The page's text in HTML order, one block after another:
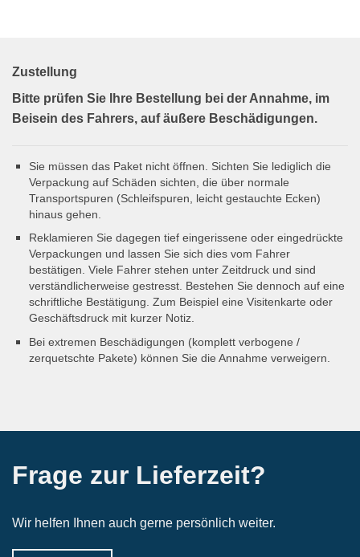
Zustellung
Bitte prüfen Sie Ihre Bestellung bei der Annahme, im
Beisein des Fahrers, auf äußere Beschädigungen.
Sie müssen das Paket nicht öffnen. Sichten Sie lediglich die
Verpackung auf Schäden sichten, die über normale
Transportspuren (Schleifspuren, leicht gestauchte Ecken)
hinaus gehen.
Reklamieren Sie dagegen tief eingerissene oder eingedrückte
Verpackungen und lassen Sie sich dies vom Fahrer
bestätigen. Viele Fahrer stehen unter Zeitdruck und sind
verständlicherweise gestresst. Bestehen Sie dennoch auf eine
schriftliche Bestätigung. Zum Beispiel eine Visitenkarte oder
Geschäftsdruck mit kurzer Notiz.
Bei extremen Beschädigungen (komplett verbogene /
zerquetschte Pakete) können Sie die Annahme verweigern.
Frage zur Lieferzeit?
Wir helfen Ihnen auch gerne persönlich weiter.